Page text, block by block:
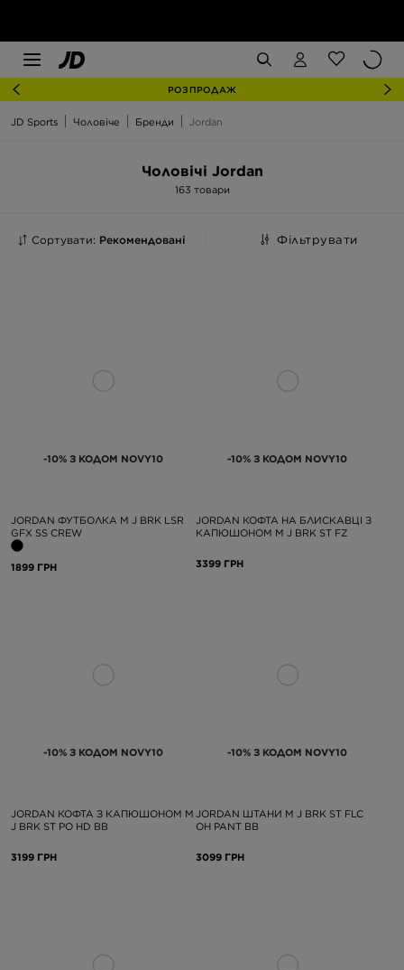
РОЗПРОДАЖ
JD Sports Чоловіче Бренди Jordan
Чоловічі Jordan
163 товари
Сортувати: Рекомендовані Фільтрувати
-10% З КОДОМ NOVY10
JORDAN ФУТБОЛКА M J BRK LSR
GFX SS CREW
1899 ГРН
-10% З КОДОМ NOVY10
JORDAN КОФТА НА БЛИСКАВЦІ З
КАПЮШОНОМ M J BRK ST FZ
3399 ГРН
-10% З КОДОМ NOVY10
JORDAN КОФТА З КАПЮШОНОМ M
J BRK ST PO HD BB
3199 ГРН
-10% З КОДОМ NOVY10
JORDAN ШТАНИ M J BRK ST FLC
OH PANT BB
3099 ГРН